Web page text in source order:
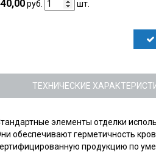
руб. шт.
ТЕХНИЧЕСКИЕ
элементы отделки
обеспечивают герметичность
продукцию по